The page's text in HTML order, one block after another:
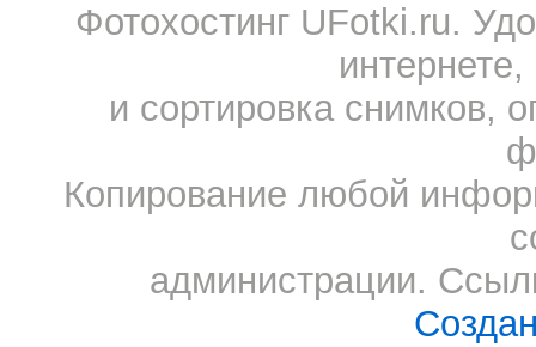
Фотохостинг UFotki.ru.
и сортировка снимков,
Копирование любой
администрации.